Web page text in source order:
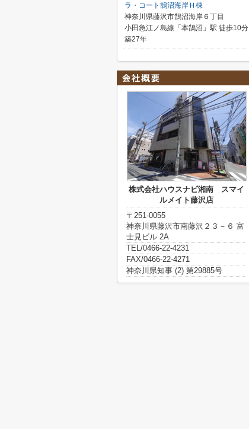
ラ・コート鵠沼海岸Ｈ棟
神奈川県藤沢市鵠沼海岸６丁目
小田急江ノ島線「本鵠沼」駅 徒歩10分
築27年
株式会社ハウスナビ湘南 スマイ
ルメイト藤沢店
〒251-0055
神奈川県藤沢市南藤沢２３－６ 富
士見ビル 2A
TEL/0466-22-4231
FAX/0466-22-4271
神奈川県知事 (2) 第29885号